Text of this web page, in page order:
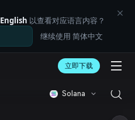
English 以查看对应语言内容？
继续使用 简体中文
立即下载
Solana